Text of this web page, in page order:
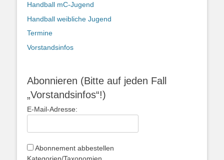
Handball mC-Jugend
Handball weibliche Jugend
Termine
Vorstandsinfos
Abonnieren (Bitte auf jeden Fall
„Vorstandsinfos“!)
E-Mail-Adresse:
Abonnement abbestellen
Kategorien/Taxonomien